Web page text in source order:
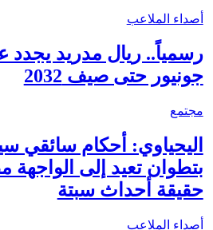
أصداء الملاعب
رسمياً.. ريال مدريد يجدد
جونيور حتى صيف 2032
مجتمع
اليحياوي: أحكام سائقي
بتطوان تعيد إلى
حقيقة أحداث سبتة
أصداء الملاعب